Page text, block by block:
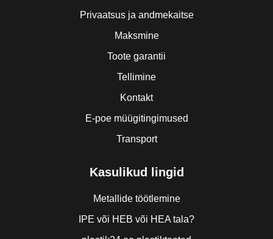
Privaatsus ja andmekaitse
Maksmine
Toote garantii
Tellimine
Kontakt
E-poe müügitingimused
Transport
Kasulikud lingid
Metallide töötlemine
IPE või HEB või HEA tala?